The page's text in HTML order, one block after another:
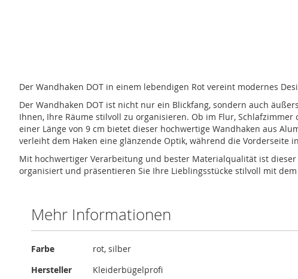
der
Bildergalerie
springen
Der Wandhaken DOT in einem lebendigen Rot vereint modernes
Der Wandhaken DOT ist nicht nur ein Blickfang, sondern auch
Ihnen, Ihre Räume stilvoll zu organisieren. Ob im Flur,
einer Länge von 9 cm bietet dieser hochwertige Wandhaken aus
verleiht dem Haken eine glänzende Optik, während die
Mit hochwertiger Verarbeitung und bester Materialqualität ist
organisiert und präsentieren Sie Ihre Lieblingsstücke stilvoll mit dem
Mehr Informationen
Mehr
Farbe
rot, silber
Hersteller
Kleiderbügelprofi